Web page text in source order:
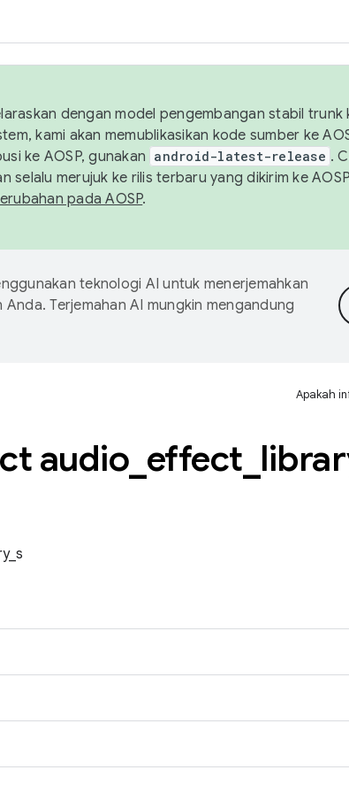
dengan model pengembangan stabil trunk
kami akan memublikasikan kode sumber ke
ke AOSP, gunakan android-latest-release .
selalu merujuk ke rilis terbaru yang dikirim ke
pada AOSP.
teknologi AI untuk menerjemahkan
Terjemahan AI mungkin mengandung
Apakah
audio effect